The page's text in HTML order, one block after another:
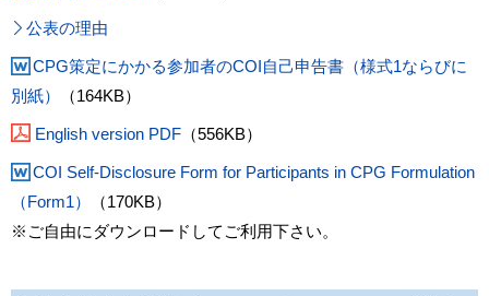
公表の理由
CPG策定にかかる参加者のCOI自己申告書（様式1ならびに
別紙）
（164KB）
English version PDF （556KB）
COI Self-Disclosure Form for Participants in CPG Formulation
（Form1）
（170KB）
※ご自由にダウンロードしてご利用下さい。